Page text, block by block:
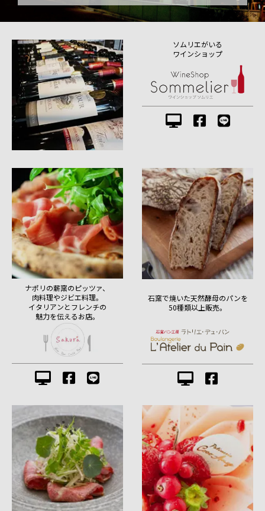
ソムリエがいる
ワインショップ
ナポリの薪窯のピッツァ、
肉料理やジビエ料理。
イタリアンとフレンチの
魅力を伝えるお店。
石窯で焼いた天然酵母のパンを
50種類以上販売。